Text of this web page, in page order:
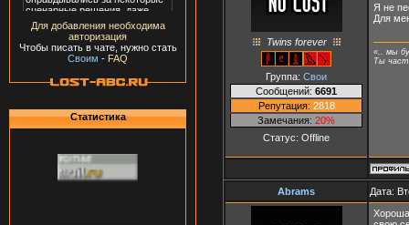
Для добавления необходима
авторизация
Чтобы писать в чате, нужно стать
Своим - FAQ
Статистика
Twins forever
Группа: Свои
Сообщений: 6691
Репутация: 2818
Замечания: 20%
Статус: Offline
Я не
Для
«.. мы
Ты
Abrams Дата: